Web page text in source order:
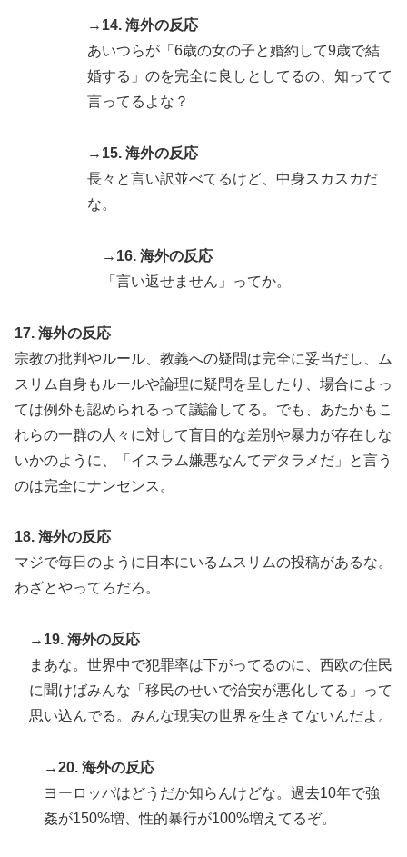
→14. 海外の反応
あいつらが「6歳の女の子と婚約して9歳で結
婚する」のを完全に良しとしてるの、知ってて
言ってるよな？
→15. 海外の反応
長々と言い訳並べてるけど、中身スカスカだ
な。
→16. 海外の反応
「言い返せません」ってか。
17. 海外の反応
宗教の批判やルール、教義への疑問は完全に妥当だし、ム
スリム自身もルールや論理に疑問を呈したり、場合によっ
ては例外も認められるって議論してる。でも、あたかもこ
れらの一群の人々に対して盲目的な差別や暴力が存在しな
いかのように、「イスラム嫌悪なんてデタラメだ」と言う
のは完全にナンセンス。
18. 海外の反応
マジで毎日のように日本にいるムスリムの投稿があるな。
わざとやってろだろ。
→19. 海外の反応
まあな。世界中で犯罪率は下がってるのに、西欧の住民
に聞けばみんな「移民のせいで治安が悪化してる」って
思い込んでる。みんな現実の世界を生きてないんだよ。
→20. 海外の反応
ヨーロッパはどうだか知らんけどな。過去10年で強
姦が150%増、性的暴行が100%増えてるぞ。